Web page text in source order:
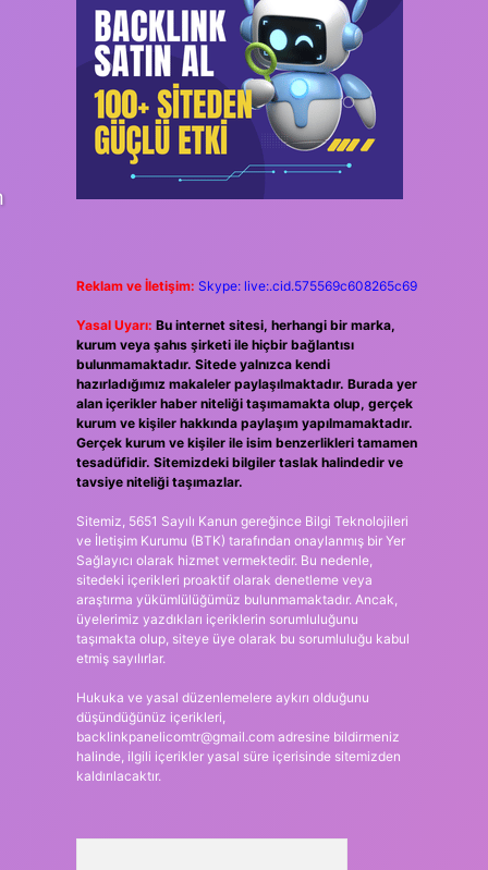
Reklam ve İletişim: Skype: live:.cid.575569c608265c69
Yasal Uyarı: Bu internet sitesi, herhangi bir marka,
kurum veya şahıs şirketi ile hiçbir bağlantısı
bulunmamaktadır. Sitede yalnızca kendi
hazırladığımız makaleler paylaşılmaktadır. Burada yer
alan içerikler haber niteliği taşımamakta olup, gerçek
kurum ve kişiler hakkında paylaşım yapılmamaktadır.
Gerçek kurum ve kişiler ile isim benzerlikleri tamamen
tesadüfidir. Sitemizdeki bilgiler taslak halindedir ve
tavsiye niteliği taşımazlar.
Sitemiz, 5651 Sayılı Kanun gereğince Bilgi Teknolojileri
ve İletişim Kurumu (BTK) tarafından onaylanmış bir Yer
Sağlayıcı olarak hizmet vermektedir. Bu nedenle,
sitedeki içerikleri proaktif olarak denetleme veya
araştırma yükümlülüğümüz bulunmamaktadır. Ancak,
üyelerimiz yazdıkları içeriklerin sorumluluğunu
taşımakta olup, siteye üye olarak bu sorumluluğu kabul
etmiş sayılırlar.
Hukuka ve yasal düzenlemelere aykırı olduğunu
düşündüğünüz içerikleri,
backlinkpanelicomtr@gmail.comadresine bildirmeniz
halinde, ilgili içerikler yasal süre içerisinde sitemizden
kaldırılacaktır.